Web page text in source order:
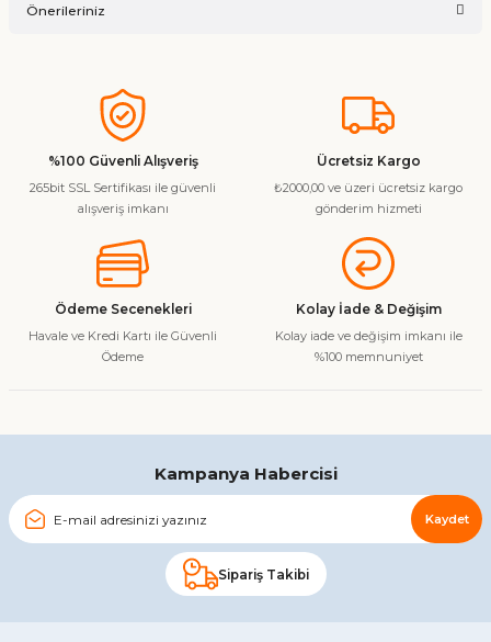
Önerileriniz
konularda yetersiz gördüğünüz noktaları öneri formunu
kullanarak tarafımıza iletebilirsiniz.
Görüş ve önerileriniz için teşekkür ederiz.
Ürün resmi kalitesiz, bozuk veya görüntülenemiyor.
Ürün bilgilerinde hatalar bulunuyor.
Ürün fiyatı diğer sitelerden daha pahalı.
Gönder
%100 Güvenli Alışveriş
265bit SSL Sertifikası ile güvenli
alışveriş imkanı
Ücretsiz Kargo
₺2000,00 ve üzeri ücretsiz kargo
gönderim hizmeti
Ödeme Secenekleri
Havale ve Kredi Kartı ile Güvenli
Ödeme
Kolay İade & Değişim
Kolay iade ve değişim imkanı ile
%100 memnuniyet
Kampanya Habercisi
Kaydet
Sipariş Takibi